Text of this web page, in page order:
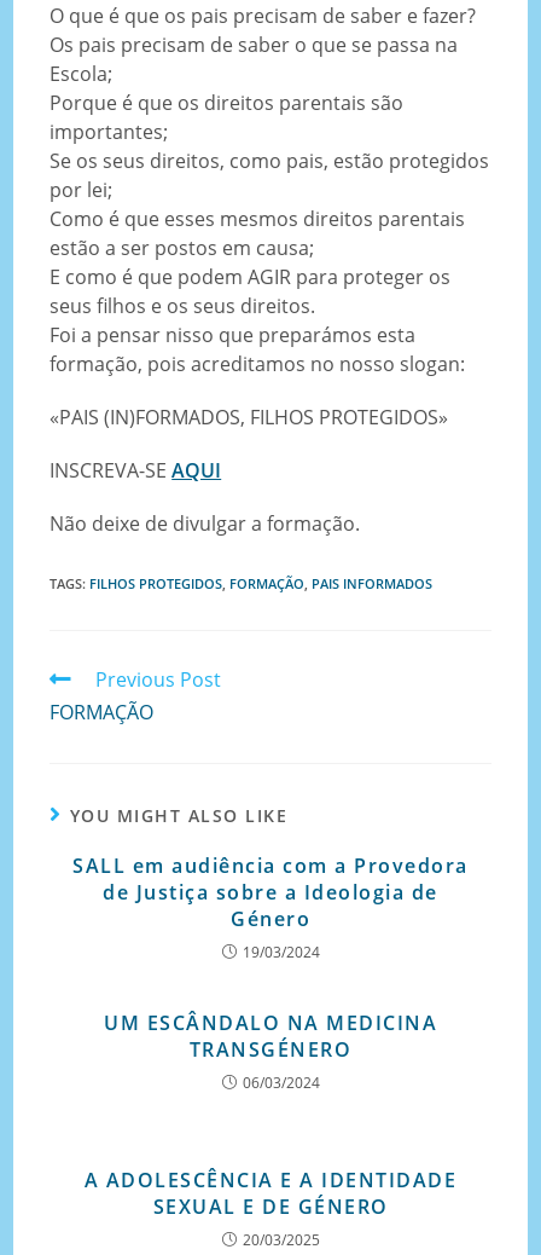
O que é que os pais precisam de saber e fazer?
Os pais precisam de saber o que se passa na
Escola;
Porque é que os direitos parentais são
importantes;
Se os seus direitos, como pais, estão protegidos
por lei;
Como é que esses mesmos direitos parentais
estão a ser postos em causa;
E como é que podem AGIR para proteger os
seus filhos e os seus direitos.
Foi a pensar nisso que preparámos esta
formação, pois acreditamos no nosso slogan:
«PAIS (IN)FORMADOS, FILHOS PROTEGIDOS»
INSCREVA-SEAQUI
Não deixe de divulgar a formação.
TAGS: FILHOS PROTEGIDOS FORMAÇÃO PAIS INFORMADOS
Previous Post
FORMAÇÃO
YOU MIGHT ALSO LIKE
SALL em audiência com a Provedora
de Justiça sobre a Ideologia de
Género
19/03/2024
UM ESCÂNDALO NA MEDICINA
TRANSGÉNERO
06/03/2024
A ADOLESCÊNCIA E A IDENTIDADE
SEXUAL E DE GÉNERO
20/03/2025